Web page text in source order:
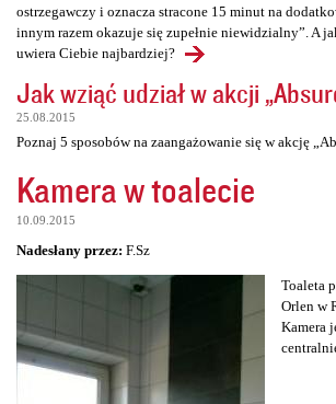
ostrzegawczy i oznacza stracone 15 minut na
innym razem okazuje się zupełnie niewidzialny”. A
uwiera Ciebie najbardziej?
Jak wziąć udział w akcji
25.08.2015
Poznaj 5 sposobów na zaangażowanie się w akcję
Kamera w toalecie
10.09.2015
Nadesłany przez: F.Sz
Toaleta
Orlen w
Kamera